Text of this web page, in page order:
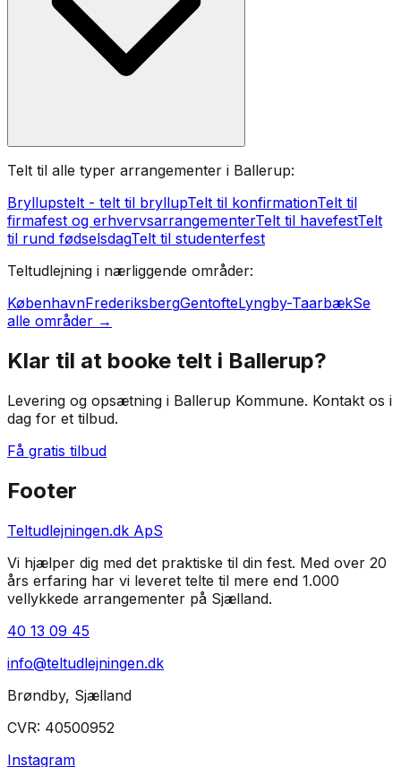
Telt til alle typer arrangementer i Ballerup:
Bryllupstelt - telt til bryllupTelt til konfirmationTelt til
firmafest og erhvervsarrangementerTelt til havefestTelt
til rund fødselsdagTelt til studenterfest
Teltudlejning i nærliggende områder:
KøbenhavnFrederiksbergGentofteLyngby-TaarbækSe
alle områder →
Klar til at booke telt i Ballerup?
Levering og opsætning i Ballerup Kommune. Kontakt os i
dag for et tilbud.
Få gratis tilbud
Footer
Teltudlejningen.dk ApS
Vi hjælper dig med det praktiske til din fest. Med over 20
års erfaring har vi leveret telte til mere end 1.000
vellykkede arrangementer på Sjælland.
40 13 09 45
info@teltudlejningen.dk
Brøndby, Sjælland
CVR: 40500952
Instagram